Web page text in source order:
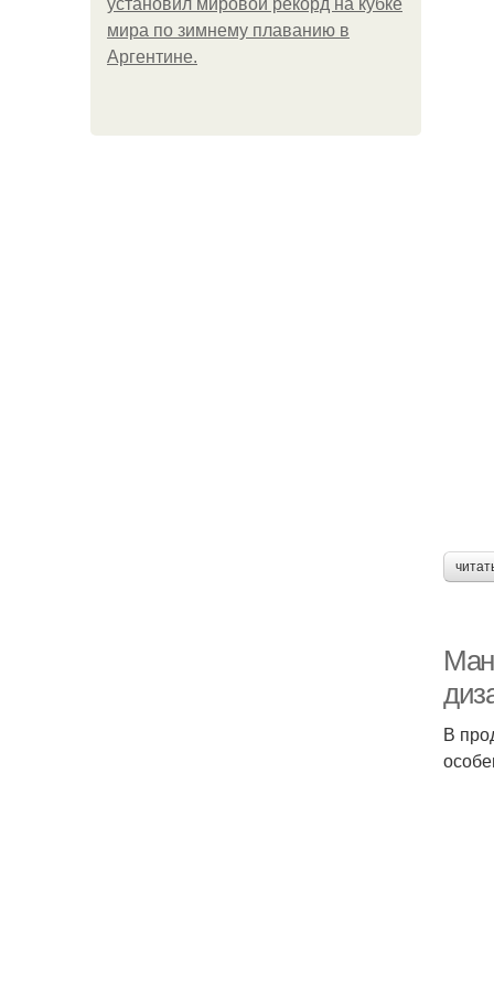
установил мировой рекорд на кубке
мира по зимнему плаванию в
Аргентине.
В